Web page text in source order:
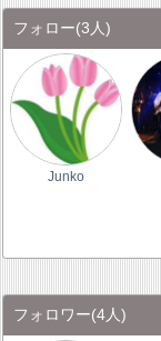
フォロー(3人)
Junko
フォロワー(4人)